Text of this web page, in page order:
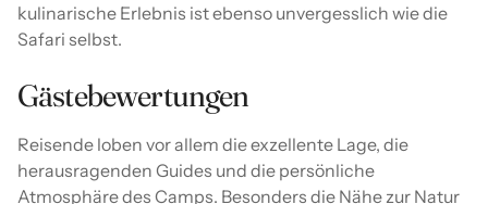
kulinarische Erlebnis ist ebenso unvergesslich wie die
Safari selbst.
Gästebewertungen
Reisende loben vor allem die exzellente Lage, die
herausragenden Guides und die persönliche
Atmosphäre des Camps. Besonders die Nähe zur Natur